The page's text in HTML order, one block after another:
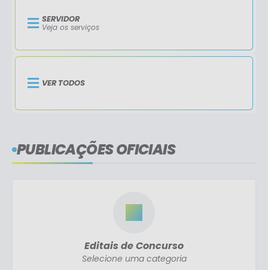
SERVIDOR
Veja os serviços
VER TODOS
PUBLICAÇÕES OFICIAIS
Editais de Concurso
Selecione uma categoria